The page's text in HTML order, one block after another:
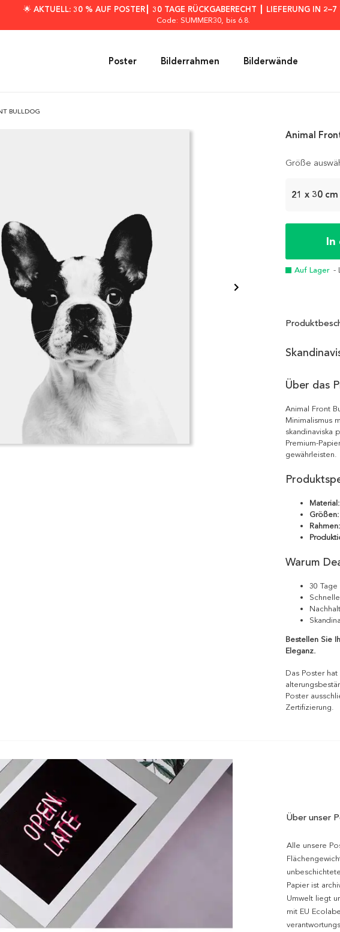
🌟 AKTUELL: 30 % AUF POSTER┃ 30 TAGE RÜCKGABERECHT ┃ LIEFERUNG IN 2–7
Code: SUMMER30, bis 6.8.
Poster Bilderrahmen Bilderwände
BULLDOG
Größe
21 x 30 cm
In
Auf Lager -
Animal
Über das
Animal Front
Minimalismus
skandinaviska
Premium-
gewährleisten.
Material:
Größen:
Rahmen:
Warum
30
Bestellen Sie
Eleganz.
Das Poster
Poster
Zertifizierung.
Über unser
Alle unsere
Papier ist
Umwelt liegt
mit EU